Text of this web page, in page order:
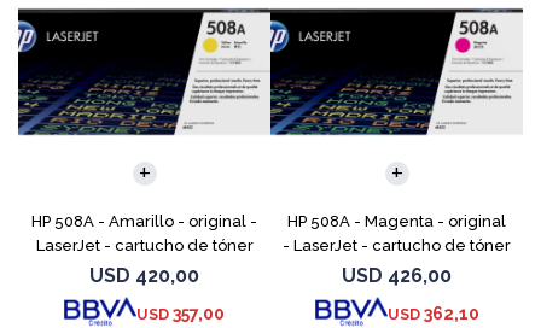
HP 508A - Amarillo - original -
LaserJet - cartucho de tóner
(CF362A) - para Color
LaserJet Enterprise MFP M577;
LaserJet Enterp
USD 420,00
USD 357,00
HP 508A - Magenta - original
- LaserJet - cartucho de tóner
(CF363A) - para Color
LaserJet Enterprise MFP M577;
LaserJet Enterpr
USD 426,00
USD 362,10